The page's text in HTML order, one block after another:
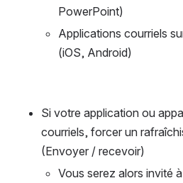
PowerPoint)
Applications courriels
(iOS, Android)
Si votre application ou
courriels, forcer un
(Envoyer / recevoir)
Vous serez alors invité